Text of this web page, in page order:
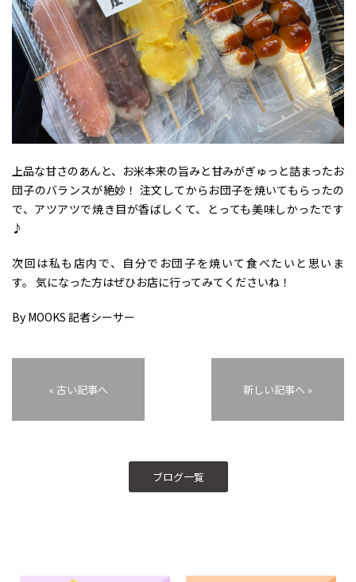
上品な甘さのあんと、お米本来の旨みと甘みがぎゅっと詰まったお
団子のバランスが絶妙！ 注文してからお団子を焼いてもらったの
で、アツアツで焼き目が香ばしくて、とっても美味しかったです
♪
次回は私も店内で、自分でお団子を焼いて食べたいと思いま
す。 気になった方はぜひお店に行ってみてくださいね！
By MOOKS 記者シーサー
« 古い記事へ 新しい記事へ »
ブログ一覧